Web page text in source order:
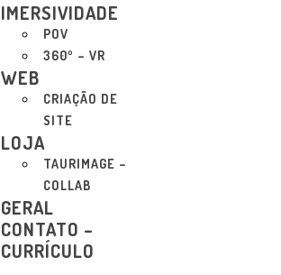
IMERSIVIDADE
POV
360º – VR
WEB
CRIAÇÃO DE
SITE
LOJA
TAURIMAGE –
COLLAB
GERAL
CONTATO –
CURRÍCULO